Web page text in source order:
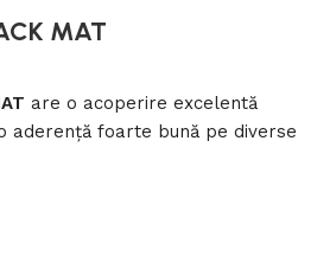
MAT
are o acoperire excelentă
aderență foarte bună pe diverse